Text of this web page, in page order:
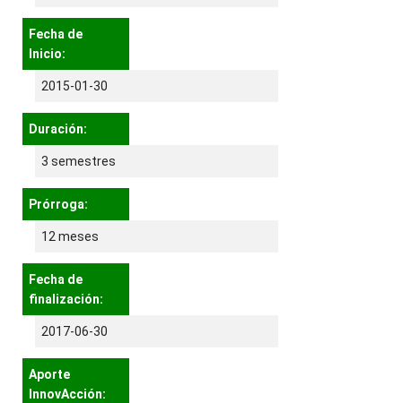
Fecha de
Inicio:
2015-01-30
Duración:
3 semestres
Prórroga:
12 meses
Fecha de
finalización:
2017-06-30
Aporte
InnovAcción: